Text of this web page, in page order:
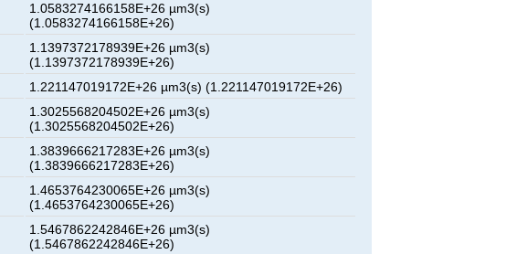
1.0583274166158E+26 µm3(s)
(1.0583274166158E+26)
1.1397372178939E+26 µm3(s)
(1.1397372178939E+26)
1.221147019172E+26 µm3(s) (1.221147019172E+26)
1.3025568204502E+26 µm3(s)
(1.3025568204502E+26)
1.3839666217283E+26 µm3(s)
(1.3839666217283E+26)
1.4653764230065E+26 µm3(s)
(1.4653764230065E+26)
1.5467862242846E+26 µm3(s)
(1.5467862242846E+26)